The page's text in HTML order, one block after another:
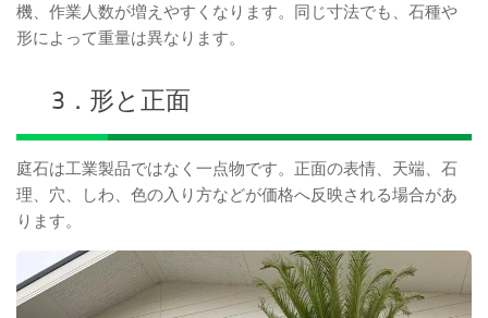
機、作業人数が増えやすくなります。同じ寸法でも、石種や
形によって重量は異なります。
3．形と正面
庭石は工業製品ではなく一点物です。正面の表情、天端、石
理、穴、しわ、色の入り方などが価格へ反映される場合があ
ります。